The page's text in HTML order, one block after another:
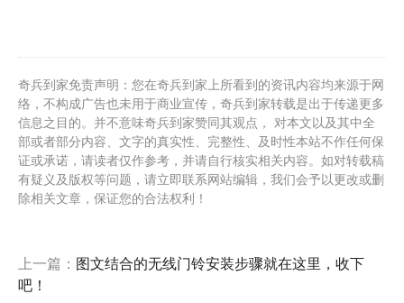
奇兵到家免责声明：您在奇兵到家上所看到的资讯内容均来源于网
络，不构成广告也未用于商业宣传，奇兵到家转载是出于传递更多
信息之目的。并不意味奇兵到家赞同其观点， 对本文以及其中全
部或者部分内容、文字的真实性、完整性、及时性本站不作任何保
证或承诺，请读者仅作参考，并请自行核实相关内容。如对转载稿
有疑义及版权等问题，请立即联系网站编辑，我们会予以更改或删
除相关文章，保证您的合法权利！
上一篇： 图文结合的无线门铃安装步骤就在这里，收下
吧！